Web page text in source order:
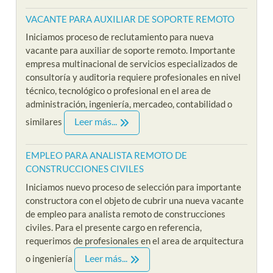
VACANTE PARA AUXILIAR DE SOPORTE REMOTO
Iniciamos proceso de reclutamiento para nueva
vacante para auxiliar de soporte remoto. Importante
empresa multinacional de servicios especializados de
consultoría y auditoria requiere profesionales en nivel
técnico, tecnológico o profesional en el area de
administración, ingeniería, mercadeo, contabilidad o
similares
Leer más...
EMPLEO PARA ANALISTA REMOTO DE
CONSTRUCCIONES CIVILES
Iniciamos nuevo proceso de selección para importante
constructora con el objeto de cubrir una nueva vacante
de empleo para analista remoto de construcciones
civiles. Para el presente cargo en referencia,
requerimos de profesionales en el area de arquitectura
o ingeniería
Leer más...